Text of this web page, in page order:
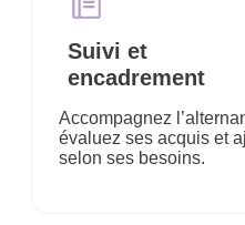
Suivi et
encadrement
Accompagnez
évaluez ses acquis et
selon ses besoins.